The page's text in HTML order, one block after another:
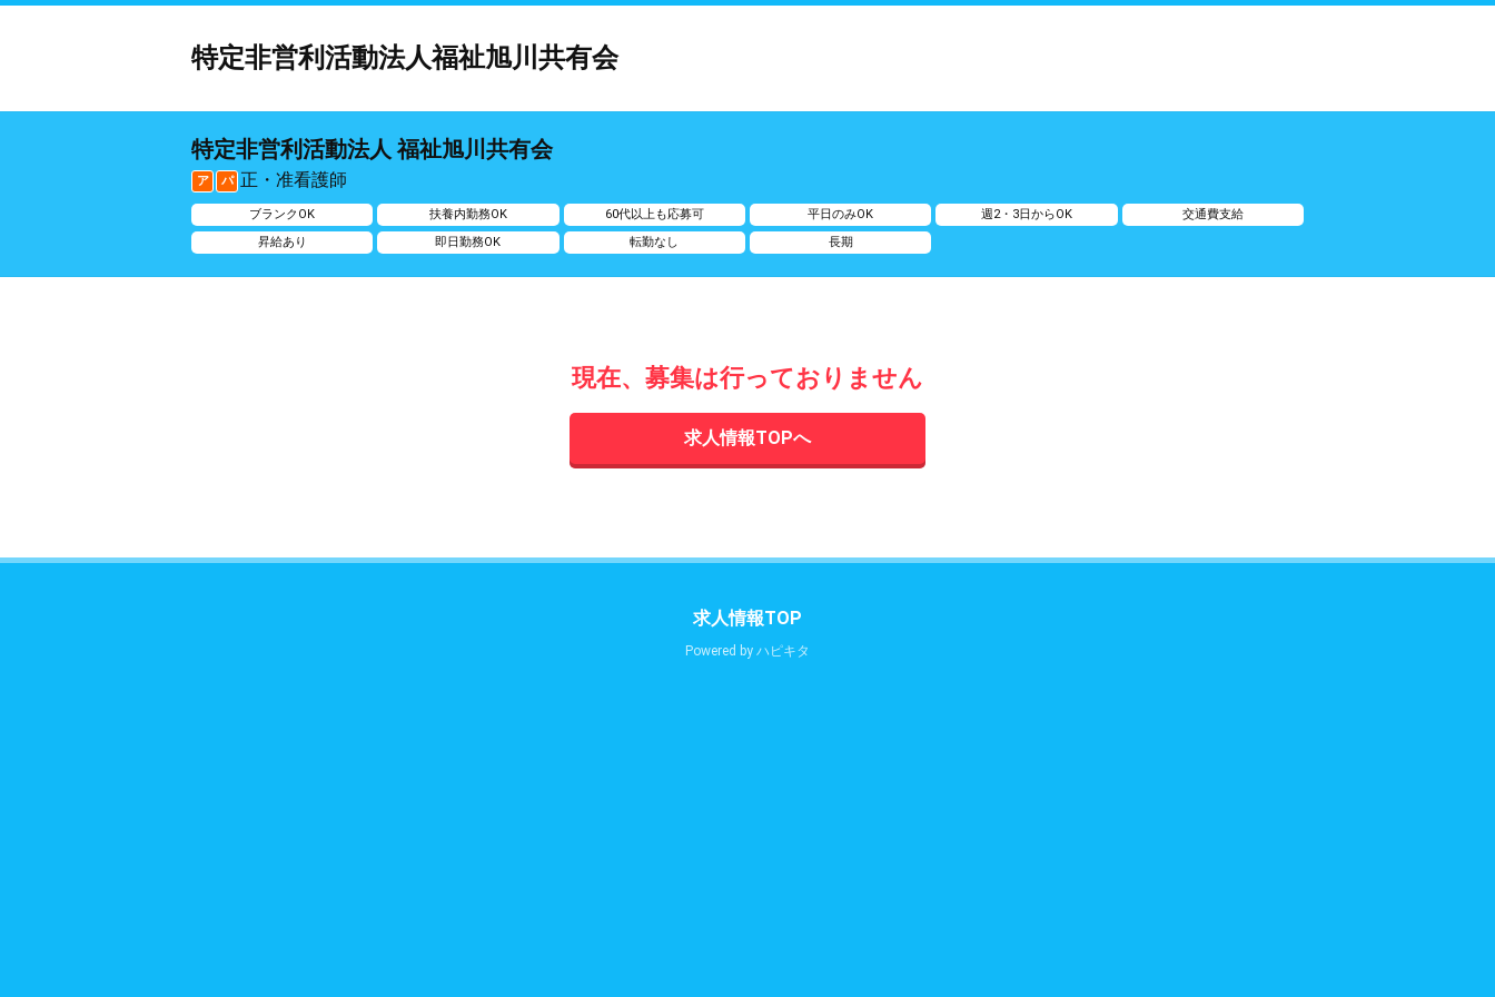
特定非営利活動法人福祉旭川共有会
特定非営利活動法人 福祉旭川共有会
ア パ 正・准看護師
ブランクOK 扶養内勤務OK 60代以上も応募可 平日のみOK 週2・3日からOK
交通費支給
昇給あり
即日勤務OK 転勤なし 長期
現在、募集は行っておりません
求人情報TOPへ
求人情報TOP
Powered by ハピキタ